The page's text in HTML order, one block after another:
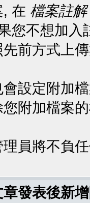
, 在 檔案註解
您不想加入
前方式上
設定附加
附加檔案
員將不負
發表後新